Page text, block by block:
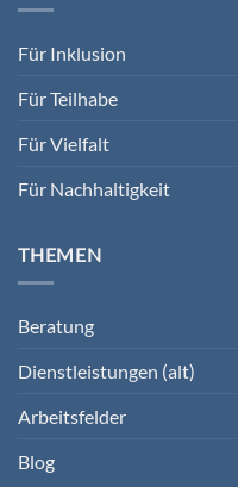
Für Inklusion
Für Teilhabe
Für Vielfalt
Für Nachhaltigkeit
THEMEN
Beratung
Dienstleistungen (alt)
Arbeitsfelder
Blog